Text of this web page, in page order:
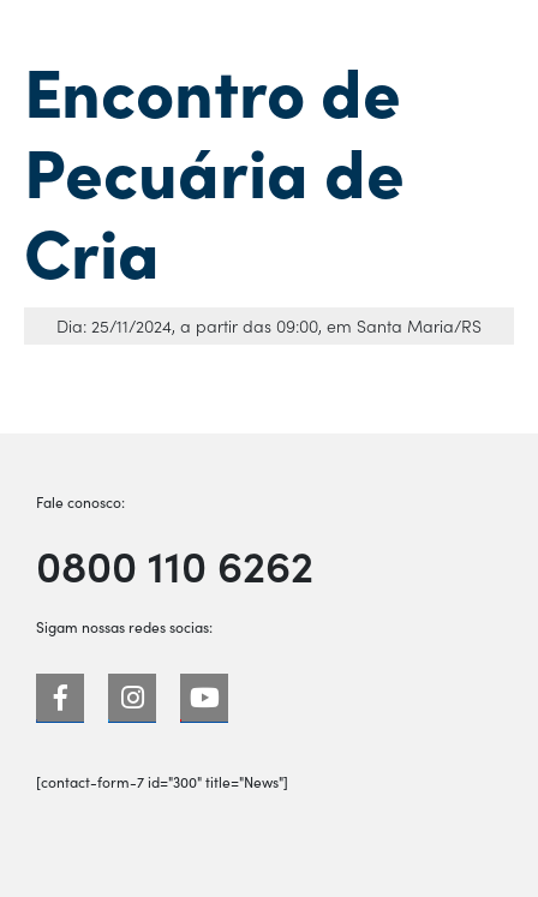
Encontro de
Pecuária de
Cria
Dia: 25/11/2024, a partir das 09:00, em Santa Maria/RS
Fale conosco:
0800 110 6262
Sigam nossas redes socias:
[contact-form-7 id="300" title="News"]